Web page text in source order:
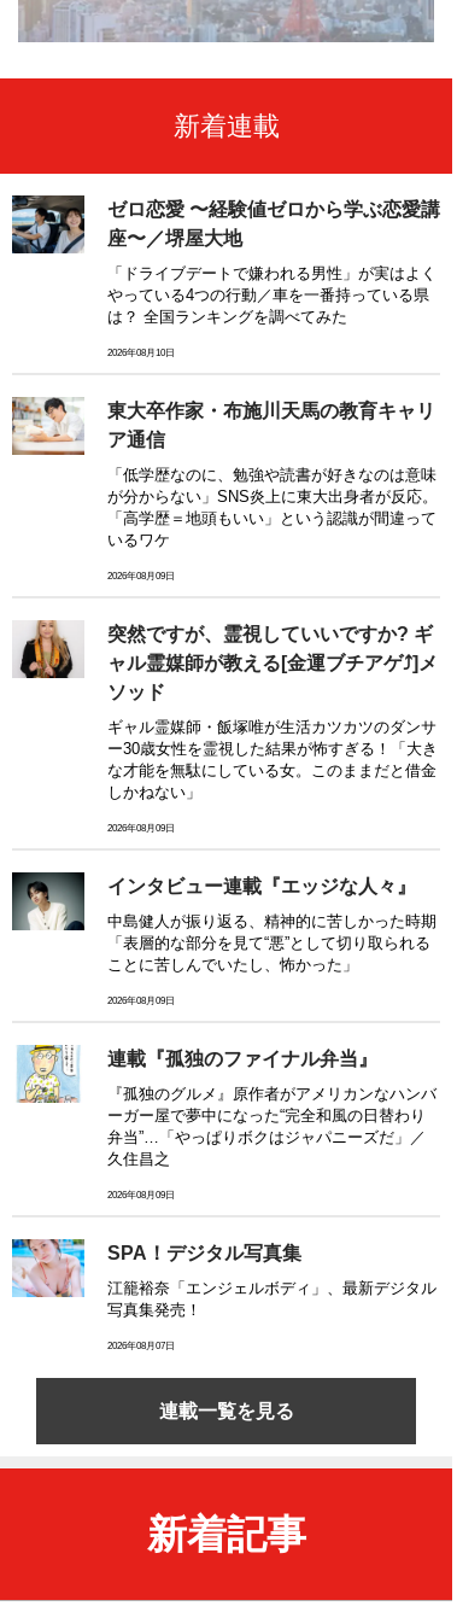
新着連載
ゼロ恋愛 〜経験値ゼロから学ぶ恋愛講
座〜／堺屋大地
「ドライブデートで嫌われる男性」が実はよく
やっている4つの行動／車を一番持っている県
は？ 全国ランキングを調べてみた
2026年08月10日
東大卒作家・布施川天馬の教育キャリ
ア通信
「低学歴なのに、勉強や読書が好きなのは意味
が分からない」SNS炎上に東大出身者が反応。
「高学歴＝地頭もいい」という認識が間違って
いるワケ
2026年08月09日
突然ですが、霊視していいですか? ギ
ャル霊媒師が教える[金運ブチアゲ⤴]メ
ソッド
ギャル霊媒師・飯塚唯が生活カツカツのダンサ
ー30歳女性を霊視した結果が怖すぎる！「大き
な才能を無駄にしている女。このままだと借金
しかねない」
2026年08月09日
インタビュー連載『エッジな人々』
中島健人が振り返る、精神的に苦しかった時期
「表層的な部分を見て“悪”として切り取られる
ことに苦しんでいたし、怖かった」
2026年08月09日
連載『孤独のファイナル弁当』
『孤独のグルメ』原作者がアメリカンなハンバ
ーガー屋で夢中になった“完全和風の日替わり
弁当”…「やっぱりボクはジャパニーズだ」／
久住昌之
2026年08月09日
SPA！デジタル写真集
江籠裕奈「エンジェルボディ」、最新デジタル
写真集発売！
2026年08月07日
連載一覧を見る
新着記事